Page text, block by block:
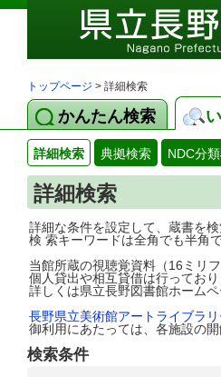
トップページ > 詳細検索
かんたん検索
詳細検索 典拠検索 NDC分
詳細検索
詳細な条件を設定して、蔵書を検
検 索キーワードは全角でも半角
当館所蔵の視聴覚資料（16ミリ
個人貸出や相互貸借は行ってお
詳しくは県立長野図書館ホーム
長野県立美術館アートライブラリ
御利用にあたっては、各施設の
検索条件